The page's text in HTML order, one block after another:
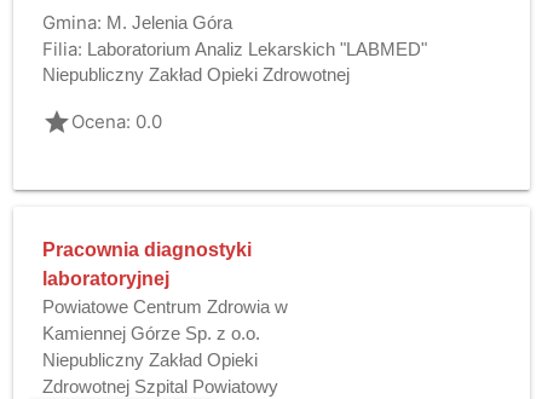
Gmina: M. Jelenia Góra
Filia: Laboratorium Analiz Lekarskich "LABMED"
Niepubliczny Zakład Opieki Zdrowotnej
gradeOcena: 0.0
Pracownia diagnostyki
laboratoryjnej
Powiatowe Centrum Zdrowia w
Kamiennej Górze Sp. z o.o.
Niepubliczny Zakład Opieki
Zdrowotnej Szpital Powiatowy